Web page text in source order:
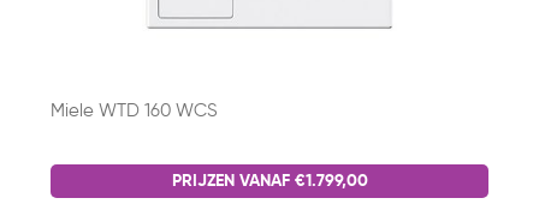
Miele WTD 160 WCS
PRIJZEN VANAF €1.799,00